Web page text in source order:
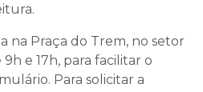
na Praça do Trem, no setor
e 17h, para facilitar o
Para solicitar a